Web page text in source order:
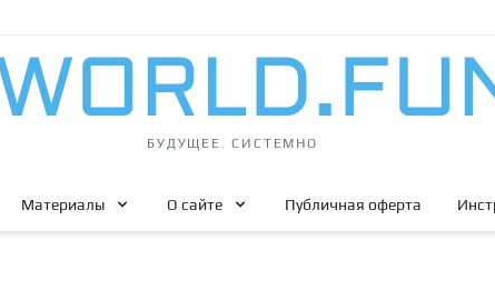
БУДУЩЕЕ. СИСТЕМНО
Материалы О сайте Публичная оферта